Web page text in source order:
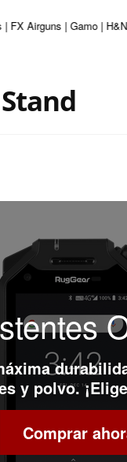
| Gamo |
y polvo.
Comprar